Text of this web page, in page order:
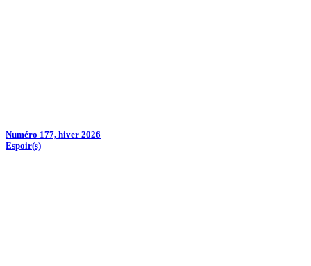
Numéro 177, hiver 2026
Espoir(s)